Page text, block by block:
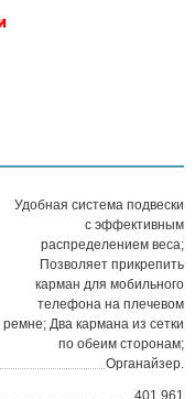
Удобная система подвески
с эффективным
распределением веса;
Позволяет прикрепить
карман для мобильного
телефона на плечевом
ремне; Два кармана из сетки
по обеим сторонам;
Органайзер.
401.961